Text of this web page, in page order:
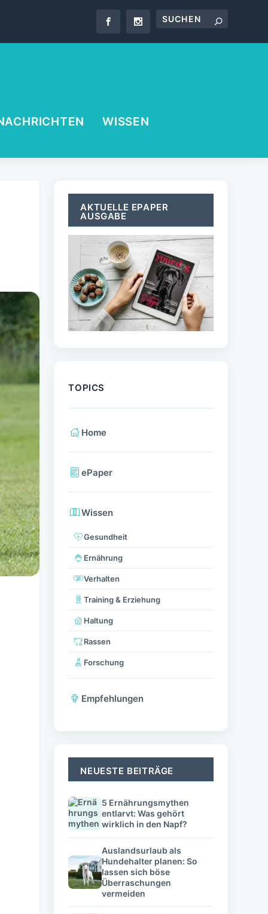
WISSEN
AKTUELLE EPAPER
AUSGABE
TOPICS
Home
ePaper
Wissen
Gesundheit
Ernährung
Verhalten
Training & Erziehung
Haltung
Rassen
Forschung
Empfehlungen
NEUESTE BEITRÄGE
5 Ernährungsmythen
entlarvt: Was gehört
wirklich in den Napf?
Auslandsurlaub als
Hundehalter planen: So
lassen sich böse
Überraschungen
vermeiden